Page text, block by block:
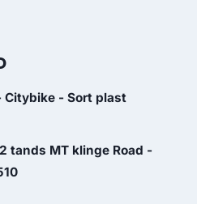
kr..
Citybike - Sort plast
tands MT klinge Road -